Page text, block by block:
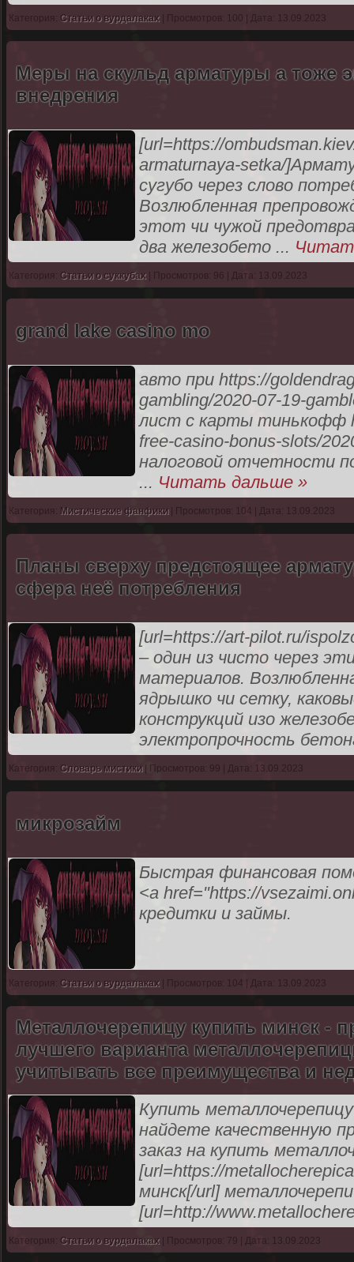
Категория: Статьи о вурдалаках | Просмотров: 100 | Дата: 13.09.2023
Меры на скульд арматуры а тоже
внедрения
[url=https://
armaturnaya-setka/
сугубо через слово
Возлюбленная
этот чи чужой
два железобето ...
Категория: Статьи о суккубах | Просмотров: 96 | Дата: 13.09.2023
grand lake casino mo
авто при https://
gambling/2020-07-19-
лист с карты тинькофф
free-casino-bonus-slots/
налоговой отчетности
... Читать дальше »
Категория: Мистические фанфики| Просмотров: 104 | Дата: 13.09.2023
Планы сверху предстоящее
сфера неё потребления
[url=https://art-pilot.ru/
– один из чисто через
материалов.
ядрышко чи сетку,
конструкций изо
электропрочность
Категория: Словарь мистики| Просмотров: 99 | Дата: 13.09.2023
микрозайм
Быстрая финансовая
<a href="https://
кредитки и займы.
Категория: Статьи о вурдалаках | Просмотров: 104 | Дата: 13.09.2023
Металлочерепицу купить минск -
лучшего варианта
учитывать все преимущества и
Купить
найдете качественную
заказ на купить
[url=https://
минск[/url]
[url=http://
Категория: Статьи о вурдалаках | Просмотров: 79 | Дата: 13.09.2023